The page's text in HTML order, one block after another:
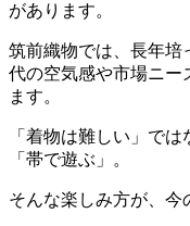
があります。
筑前織物では、長年培
代の空気感や市場ニー
ます。
「着物は難しい」では
「帯で遊ぶ」。
そんな楽しみ方が、今